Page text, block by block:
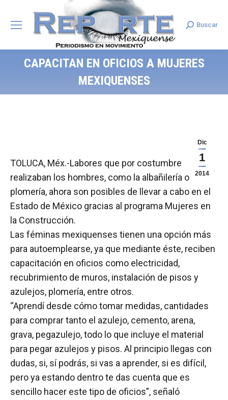
Search:
Buscar
CAPACITAN EN OFICIOS A MUJERES
MEXIQUENSES
Dic
1
2014
TOLUCA, Méx.-Labores que por costumbre
realizaban los hombres, como la albañilería o la
plomería, ahora son posibles de llevar a cabo en el
Estado de México gracias al programa Mujeres en
la Construcción.
Las féminas mexiquenses tienen una opción más
para autoemplearse, ya que mediante éste, reciben
capacitación en oficios como electricidad,
recubrimiento de muros, instalación de pisos y
azulejos, plomería, entre otros.
“Aprendí desde cómo tomar medidas, cantidades
para comprar tanto el azulejo, cemento, arena,
grava, pegazulejo, todo lo que incluye el material
para pegar azulejos y pisos. Al principio llegas con
dudas, si, sí podrás, si vas a aprender, si es difícil,
pero ya estando dentro te das cuenta que es
sencillo hacer este tipo de oficios”, señaló